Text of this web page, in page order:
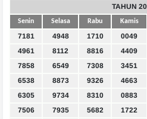
TAHUN
Senin Selasa Rabu Kamis
7181 4948 1710 0049
4961
8112 8816 4409
7858
6549 7308 3451
6538
8873 9326 4663
6305
9734 8310 0883
7506
7935 5682 1722